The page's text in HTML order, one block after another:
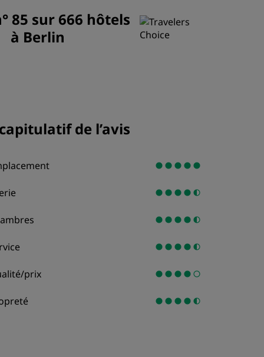
ADHÉRER
85 sur 666 hôtels
à Berlin
de l’avis
prix